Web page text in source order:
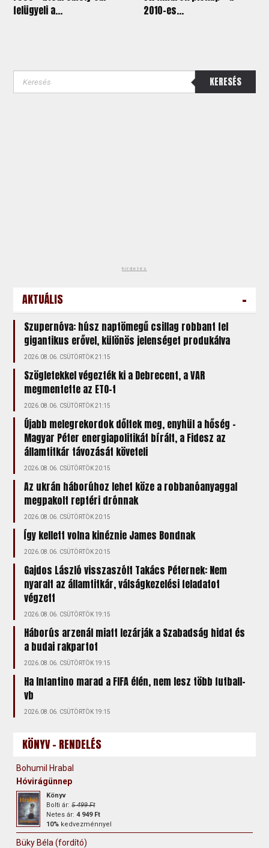
felügyeli a...
2010-es...
KERESÉS
hirdetés
AKTUÁLIS -
Szupernóva: húsz naptömegű csillag robbant fel
gigantikus erővel, különös jelenséget produkálva
2026.08.06. CSÜTÖRTÖK 21:15
Szögletekkel végezték ki a Debrecent, a VAR
megmentette az ETO-t
2026.08.06. CSÜTÖRTÖK 21:15
Újabb melegrekordok dőltek meg, enyhül a hőség –
Magyar Péter energiapolitikát bírált, a Fidesz az
államtitkár távozását követeli
2026.08.06. CSÜTÖRTÖK 20:15
Az ukrán háborúhoz lehet köze a robbanóanyaggal
megpakolt reptéri drónnak
2026.08.06. CSÜTÖRTÖK 20:15
Így kellett volna kinéznie James Bondnak
2026.08.06. CSÜTÖRTÖK 20:15
Gajdos László visszaszólt Takács Péternek: Nem
nyaralt az államtitkár, válságkezelési feladatot
végzett
2026.08.06. CSÜTÖRTÖK 19:15
Háborús arzenál miatt lezárják a Szabadság hidat és
a budai rakpartot
2026.08.06. CSÜTÖRTÖK 19:15
Ha Infantino marad a FIFA élén, nem lesz több futball-
vb
2026.08.06. CSÜTÖRTÖK 19:15
KÖNYV - RENDELÉS
Bohumil Hrabal
Hóvirágünnep
Könyv
Bolti ár:5 499 Ft
Netes ár:4 949 Ft
10% kedvezménnyel
Büky Béla (fordító)